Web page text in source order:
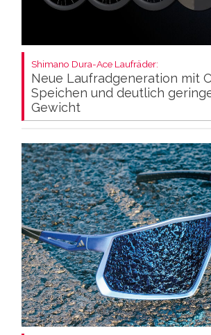
Shimano Dura-Ace Laufräder:
Neue Laufradgeneration mit
Speichen und deutlich
Gewicht